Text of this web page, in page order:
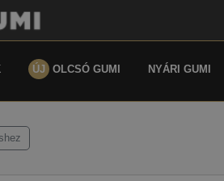
ÚJ OLCSÓ GUMI NYÁRI GUMI